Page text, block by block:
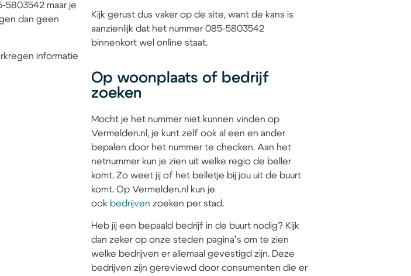
5803542 maar je
dan geen
informatie
Kijk gerust dus vaker op de site, want de kans is
aanzienlijk dat het nummer 085-5803542
binnenkort wel online staat.
Op woonplaats of bedrijf
zoeken
Mocht je het nummer niet kunnen vinden op
Vermelden.nl, je kunt zelf ook al een en ander
bepalen door het nummer te checken. Aan het
netnummer kun je zien uit welke regio de beller
komt. Zo weet jij of het belletje bij jou uit de buurt
komt. Op Vermelden.nl kun je
ook bedrijven zoeken per stad.
Heb jij een bepaald bedrijf in de buurt nodig? Kijk
dan zeker op onze steden pagina’s om te zien
welke bedrijven er allemaal gevestigd zijn. Deze
bedrijven zijn gereviewd door consumenten die er